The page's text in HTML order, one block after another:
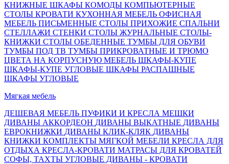
КНИЖНЫЕ ШКАФЫ КОМОДЫ КОМПЬЮТЕРНЫЕ
СТОЛЫ КРОВАТИ КУХОННАЯ МЕБЕЛЬ ОФИСНАЯ
МЕБЕЛЬ ПИСЬМЕННЫЕ СТОЛЫ ПРИХОЖИЕ СПАЛЬНИ
СТЕЛЛАЖИ СТЕНКИ СТОЛЫ ЖУРНАЛЬНЫЕ СТОЛЫ-
КНИЖКИ СТОЛЫ ОБЕДЕННЫЕ ТУМБЫ ДЛЯ ОБУВИ
ТУМБЫ ПОД ТВ ТУМБЫ ПРИКРОВАТНЫЕ И ТРЮМО
ЦВЕТА НА КОРПУСНУЮ МЕБЕЛЬ ШКАФЫ-КУПЕ
ШКАФЫ-КУПЕ УГЛОВЫЕ ШКАФЫ РАСПАШНЫЕ
ШКАФЫ УГЛОВЫЕ
Мягкая мебель
ДЕШЕВАЯ МЕБЕЛЬ ПУФИКИ И КРЕСЛА МЕШКИ
ДИВАНЫ АККОРДЕОН ДИВАНЫ ВЫКАТНЫЕ ДИВАНЫ
ЕВРОКНИЖКИ ДИВАНЫ КЛИК-КЛЯК ДИВАНЫ
КНИЖКИ КОМПЛЕКТЫ МЯГКОЙ МЕБЕЛИ КРЕСЛА ДЛЯ
ОТДЫХА КРЕСЛА-КРОВАТИ МАТРАСЫ ДЛЯ КРОВАТЕЙ
СОФЫ, ТАХТЫ УГЛОВЫЕ ДИВАНЫ - КРОВАТИ